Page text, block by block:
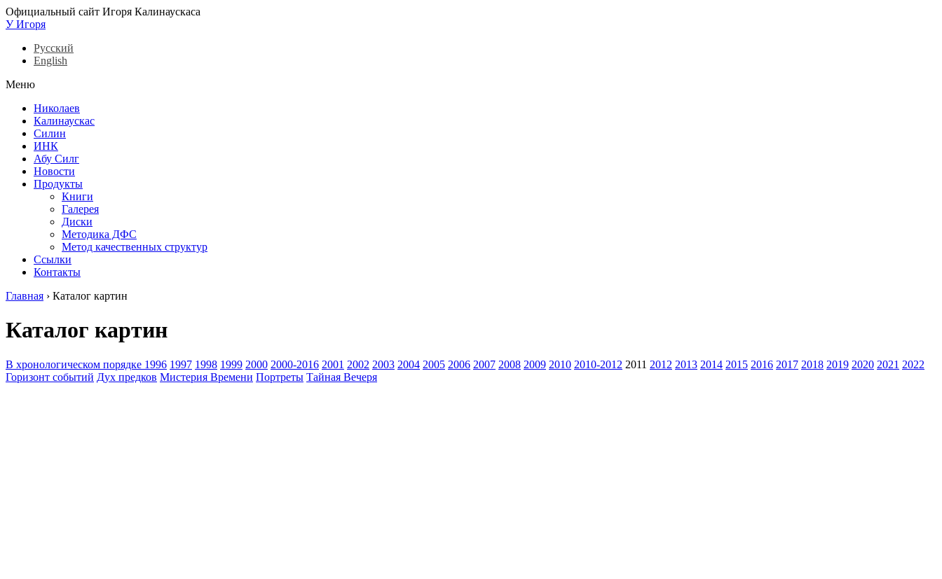
Официальный сайт Игоря Калинаускаса
У Игоря
Русский
English
Меню
Николаев
Калинаускас
Силин
ИНК
Абу Силг
Новости
Продукты
Книги
Галерея
Диски
Методика ДФС
Метод качественных структур
Ссылки
Контакты
Главная › Каталог картин
Каталог картин
В хронологическом порядке 1996 1997 1998 1999 2000 2000-2016 2001 2002 2003 2004 2005 2006 2007 2008 2009 2010 2010-2012 2011 2012 2013 2014 2015 2016 2017 2018 2019 2020 2021 2022
Горизонт событий Дух предков Мистерия Времени Портреты Тайная Вечеря